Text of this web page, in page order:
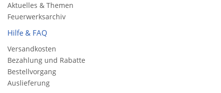
Aktuelles & Themen
Feuerwerksarchiv
Hilfe & FAQ
Versandkosten
Bezahlung und Rabatte
Bestellvorgang
Auslieferung